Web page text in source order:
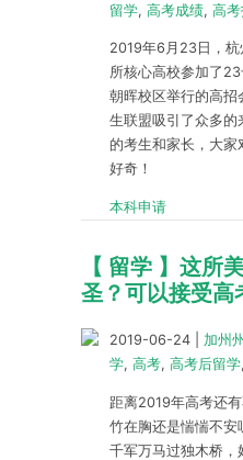
留学, 高考成绩, 高
2019年6月23日，
所核心高校参加了
朝晖校区举行的高招
生联盟吸引了众多的
的考生和家长，大家
好奇！
本科申请
【 留学 】这所
圣？可以接受高
2019-06-24 加州
学, 高考, 高考后留学,
距离2019年高考还
竹在胸还是惴惴不安
千军万马过独木桥，